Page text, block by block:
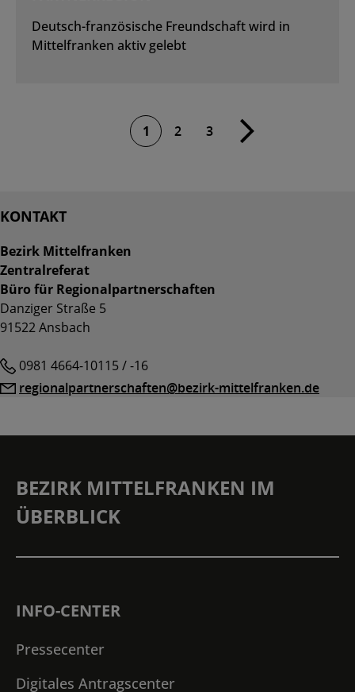
Deutsch-französische Freundschaft wird in
Mittelfranken aktiv gelebt
1 2 3
Nächste
Seite
KONTAKT
Bezirk Mittelfranken
Zentralreferat
Büro für Regionalpartnerschaften
Danziger Straße 5
91522 Ansbach
Telefon0981 4664-10115 / -16
E- regionalpartnerschaften@bezirk-mittelfranken.de
BEZIRK MITTELFRANKEN IM
ÜBERBLICK
INFO-CENTER
Pressecenter
Digitales Antragscenter